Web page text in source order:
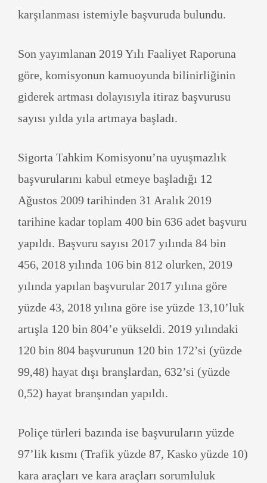
karşılanması istemiyle başvuruda bulundu.
Son yayımlanan 2019 Yılı Faaliyet Raporuna
göre, komisyonun kamuoyunda bilinirliğinin
giderek artması dolayısıyla itiraz başvurusu
sayısı yılda yıla artmaya başladı.
Sigorta Tahkim Komisyonu’na uyuşmazlık
başvurularını kabul etmeye başladığı 12
Ağustos 2009 tarihinden 31 Aralık 2019
tarihine kadar toplam 400 bin 636 adet başvuru
yapıldı. Başvuru sayısı 2017 yılında 84 bin
456, 2018 yılında 106 bin 812 olurken, 2019
yılında yapılan başvurular 2017 yılına göre
yüzde 43, 2018 yılına göre ise yüzde 13,10’luk
artışla 120 bin 804’e yükseldi. 2019 yılındaki
120 bin 804 başvurunun 120 bin 172’si (yüzde
99,48) hayat dışı branşlardan, 632’si (yüzde
0,52) hayat branşından yapıldı.
Poliçe türleri bazında ise başvuruların yüzde
97’lik kısmı (Trafik yüzde 87, Kasko yüzde 10)
kara araçları ve kara araçları sorumluluk